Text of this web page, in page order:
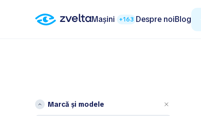
Mașini +163 Despre noiBlog
Marcă și modele